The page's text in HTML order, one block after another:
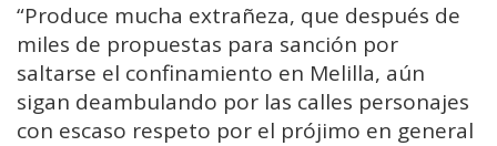
“Produce mucha extrañeza, que después de
miles de propuestas para sanción por
saltarse el confinamiento en Melilla, aún
sigan deambulando por las calles personajes
con escaso respeto por el prójimo en general